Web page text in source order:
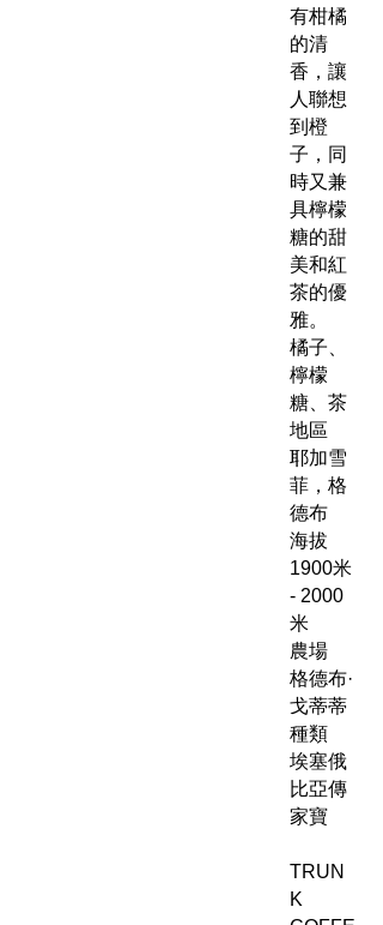
有柑橘
的清
香，讓
人聯想
到橙
子，同
時又兼
具檸檬
糖的甜
美和紅
茶的優
雅。
橘子、
檸檬
糖、茶
地區
耶加雪
菲，格​​
德布
海拔
1900米
- 2000
米
農場
格德布·
戈蒂蒂
種類
埃塞俄
比亞傳
家寶
TRUN
K